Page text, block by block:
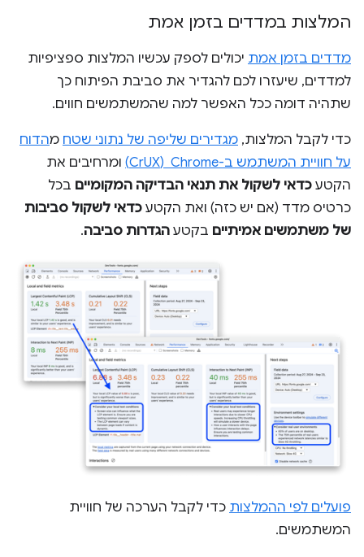
המלצות במדדים בזמן אמת
מדדים בזמן אמת יכולים לספק עכשיו המלצות ספציפיות
למדדים, שיעזרו לכם להגדיר את סביבת הפיתוח כך
שתהיה דומה ככל האפשר למה שהמשתמשים חווים.
כדי לקבל המלצות, מגדירים שליפה של נתוני שטח מהדוח
על חוויית המשתמש ב-Chrome ‏ (CrUX)
ומרחיבים את
הקטע כדאי לשקול את תנאי הבדיקה המקומיים בכל
כרטיס מדד (אם יש כזה) ואת הקטע כדאי לשקול סביבות
של משתמשים אמיתיים בקטע הגדרות סביבה.
פועלים לפי ההמלצות כדי לקבל הערכה של חוויית
המשתמשים.